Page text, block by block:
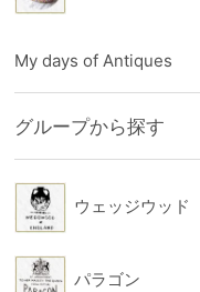
My days of Antiques
グループから探す
ウェッジウッド
パラゴン